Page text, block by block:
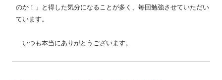
のか！」と得した気分になることが多く、毎回勉強させていただい
ています。
いつも本当にありがとうございます。